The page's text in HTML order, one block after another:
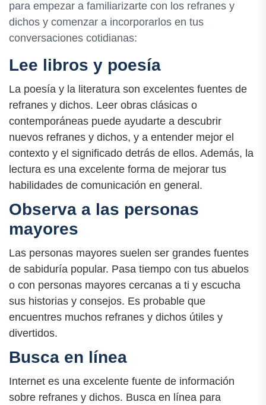
para empezar a familiarizarte con los refranes y
dichos y comenzar a incorporarlos en tus
conversaciones cotidianas:
Lee libros y poesía
La poesía y la literatura son excelentes fuentes de
refranes y dichos. Leer obras clásicas o
contemporáneas puede ayudarte a descubrir
nuevos refranes y dichos, y a entender mejor el
contexto y el significado detrás de ellos. Además, la
lectura es una excelente forma de mejorar tus
habilidades de comunicación en general.
Observa a las personas
mayores
Las personas mayores suelen ser grandes fuentes
de sabiduría popular. Pasa tiempo con tus abuelos
o con personas mayores cercanas a ti y escucha
sus historias y consejos. Es probable que
encuentres muchos refranes y dichos útiles y
divertidos.
Busca en línea
Internet es una excelente fuente de información
sobre refranes y dichos. Busca en línea para